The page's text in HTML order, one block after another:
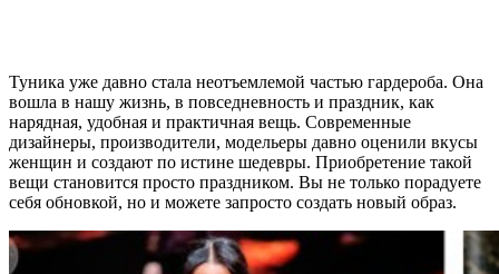
Туника уже давно стала неотъемлемой частью гардероба. Она
вошла в нашу жизнь, в повседневность и праздник, как
нарядная, удобная и практичная вещь. Современные
дизайнеры, производители, модельеры давно оценили вкусы
женщин и создают по истине шедевры. Приобретение такой
вещи становится просто праздником. Вы не только порадуете
себя обновкой, но и можете запросто создать новый образ.